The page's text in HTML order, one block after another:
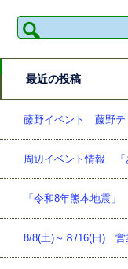
検
索:
最近の投稿
藤野イベント 藤野テ
周辺イベント情報 「
「令和8年熊本地震
8/8(土)～８/16(日) 営